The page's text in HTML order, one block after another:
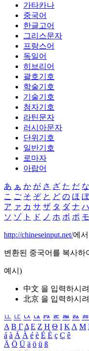
가타카나
중국어
한글고어
그리스문자
프랑스어
독일어
히브리어
괄호기호
학술기호
기술기호
첨자기호
라틴문자
러시아문자
단위기호
일반기호
로마자
아랍어
あ ぁ か が さ ざ た だ な
こ ご そ ぞ と ど の ほ ぼ
ア ァ カ サ ザ タ ダ ナ ハ
ソ ゾ ト ド ノ ホ ボ ポ モ
http://chineseinput.net/에
변환된 중국어를 복사하
예시)
中文 을 입력하시
北京 을 입력하시
ㅥ ㅦ ㅧ ㅨ ㅩ ㅪ ㅫ ㅬ ㅭ
Α Β ΓΔ Ε Ζ Η Θ Ι ΚΛ Μ
á à Á À é è É È ç Ç ê
Ä Ö Ü ä ö ü ß